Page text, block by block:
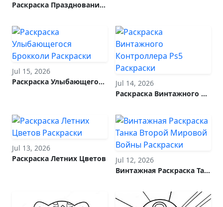
Раскраска Празднования Недели Красной Ленты В Ярких Цветах
Jul 15, 2026
Раскраска Улыбающегося Брокколи
Jul 14, 2026
Раскраска Винтажного Контроллера Ps5
Jul 13, 2026
Раскраска Летних Цветов
Jul 12, 2026
Винтажная Раскраска Танка Второй Мировой Войны